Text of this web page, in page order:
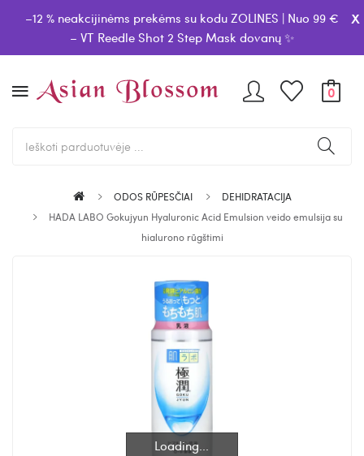
–12 % neakcijinėms prekėms su kodu ZOLINES | Nuo 99 €
– VT Reedle Shot 2 Step Mask dovanų ✨
x
0
ODOS RŪPESČIAI
DEHIDRATACIJA
HADA LABO Gokujyun Hyaluronic Acid Emulsion veido emulsija su
hialurono rūgštimi
Loading...
Loading...